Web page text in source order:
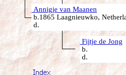
Annigje van Maanen
b.1865 Laagnieuwko,
d.
Fijtje de Jong
b.
d.